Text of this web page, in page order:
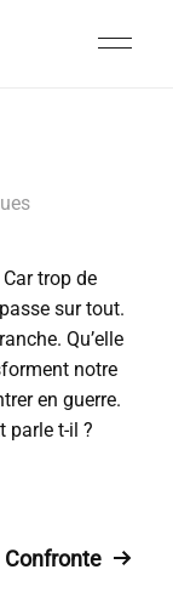
trop de
sur tout.
Qu’elle
notre
en guerre.
parle t-il ?
Confronte